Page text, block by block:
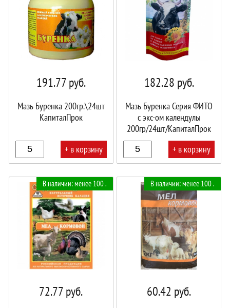
191.77руб.
Мазь Буренка 200гр.\24шт
КапиталПрок
+ в корзину
корзине!
182.28 руб.
Мазь Буренка Серия ФИТО
с экс-ом календулы
200гр/24шт/КапиталПрок
+ в корзину
В наличии: менее 100 .
72.77руб.
В наличии: менее 100 .
60.42 руб.